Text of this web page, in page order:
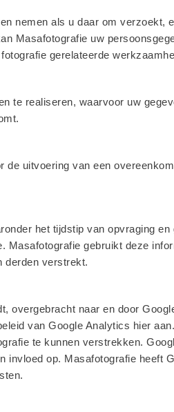
nemen als u daar om verzoekt,
Masafotografie uw
gerelateerde
te realiseren, waarvoor uw
uitvoering van een
het tijdstip van opvraging
gebruikt deze
derden verstrekt.
naar en door
van Google Analytics hier
te kunnen verstrekken.
op. Masafotografie heeft